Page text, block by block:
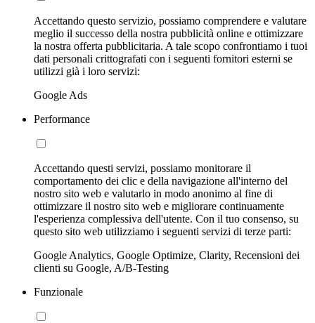
Accettando questo servizio, possiamo comprendere e valutare
meglio il successo della nostra pubblicità online e ottimizzare
la nostra offerta pubblicitaria. A tale scopo confrontiamo i tuoi
dati personali crittografati con i seguenti fornitori esterni se
utilizzi già i loro servizi:
Google Ads
Performance
Accettando questi servizi, possiamo monitorare il
comportamento dei clic e della navigazione all'interno del
nostro sito web e valutarlo in modo anonimo al fine di
ottimizzare il nostro sito web e migliorare continuamente
l'esperienza complessiva dell'utente. Con il tuo consenso, su
questo sito web utilizziamo i seguenti servizi di terze parti:
Google Analytics, Google Optimize, Clarity, Recensioni dei
clienti su Google, A/B-Testing
Funzionale